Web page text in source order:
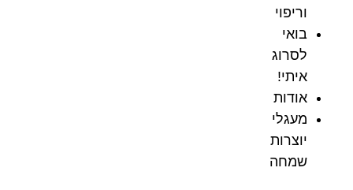
וריפוי
בואי
לסרוג
איתי!
אודות
מעגלי
יוצרות
שמחה